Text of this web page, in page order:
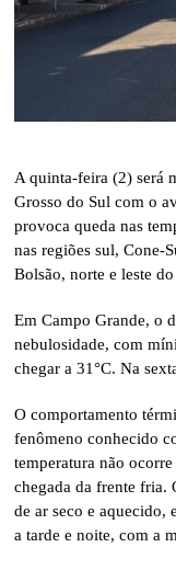
A quinta-feira (2) será
Grosso do Sul com o
provoca queda nas
nas regiões sul, Cone-
Bolsão, norte e leste
Em Campo Grande, o
nebulosidade, com
chegar a 31°C. Na
O comportamento
fenômeno conhecido
temperatura não
chegada da frente fria.
de ar seco e aquecido,
a tarde e noite, com a